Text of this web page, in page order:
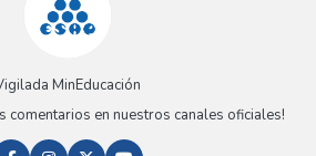
MinEducación
comentarios en nuestros canales oficiales!